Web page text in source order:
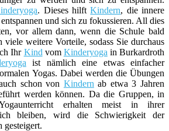
. Dieses hilftKindern, die innere
und sich zu fokussieren. All dies
vor allem dann, wenn die Schule bald
weitere Vorteile, sodass Sie durchaus
Ihr Kind vom Kinderyoga in Burkardroth
ist nämlich eine etwas einfacher
Yogas. Dabei werden die Übungen
schon von Kindern ab etwa 3 Jahren
werden können. Da die Gruppen, in
erhalten meist in ihrer
bleiben, wird die Schwierigkeit der
gesteigert.